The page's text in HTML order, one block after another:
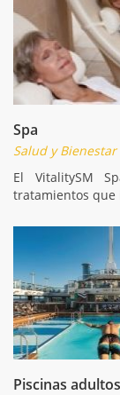
Spa
Salud y Bienestar
El VitalitySM
tratamientos que
Piscinas adultos